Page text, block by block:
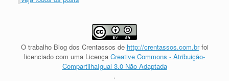
O trabalho Blog dos Crentassos de http://crentassos.com.brfoi
licenciado com uma Licença Creative Commons - Atribuição-
CompartilhaIgual 3.0 Não Adaptada
.